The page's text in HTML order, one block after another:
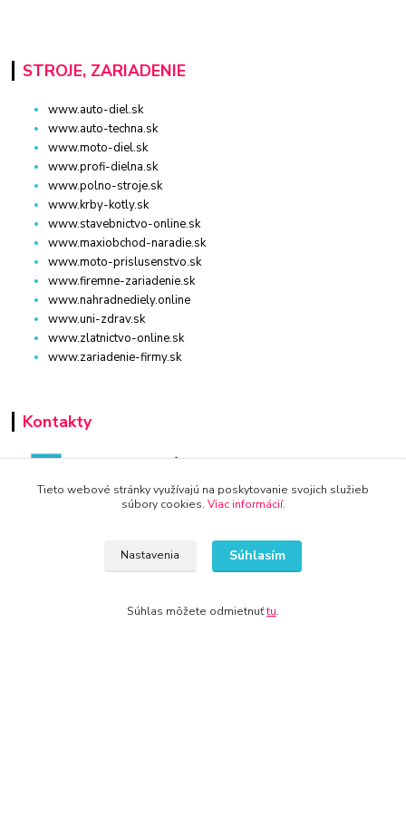
STROJE, ZARIADENIE
www.auto-diel.sk
www.auto-techna.sk
www.moto-diel.sk
www.profi-dielna.sk
www.polno-stroje.sk
www.krby-kotly.sk
www.stavebnictvo-online.sk
www.maxiobchod-naradie.sk
www.moto-prislusenstvo.sk
www.firemne-zariadenie.sk
www.nahradnediely.online
www.uni-zdrav.sk
www.zlatnictvo-online.sk
www.zariadenie-firmy.sk
Kontakty
Viktória
Tieto webové stránky využívajú na poskytovanie svojich služieb
súbory cookies. Viac informácií.
Nastavenia Súhlasím
Súhlas môžete odmietnuťtu.